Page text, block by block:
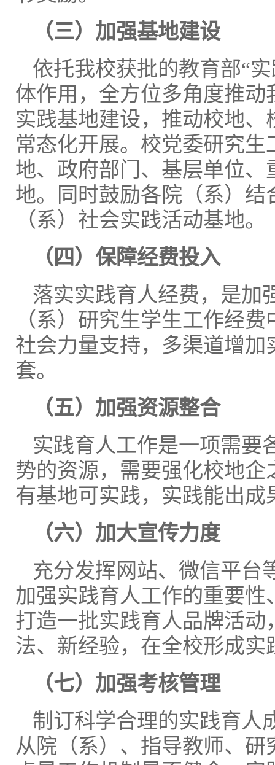
（三）加强基地建设
依托我校获批的教育部“
体作用，全方位多角度推
实践基地建设，推动校地
常态化开展。校党委研究
地、政府部门、基层单位
地。同时鼓励各院（系）
（系）社会实践活动基地。
（四）保障经费投入
落实实践育人经费，是加
（系）研究生学生工作经
社会力量支持，多渠道增
套。
（五）加强资源整合
实践育人工作是一项需要
势的资源，需要强化校地
有基地可实践，实践能出成
（六）加大宣传力度
充分发挥网站、微信平台
加强实践育人工作的重要
打造一批实践育人品牌活
法、新经验，在全校形成实
（七）加强考核管理
制订科学合理的实践育人
从院（系）、指导教师、